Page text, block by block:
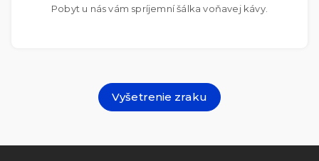
Pobyt u nás vám spríjemní šálka voňavej kávy.
Vyšetrenie zraku